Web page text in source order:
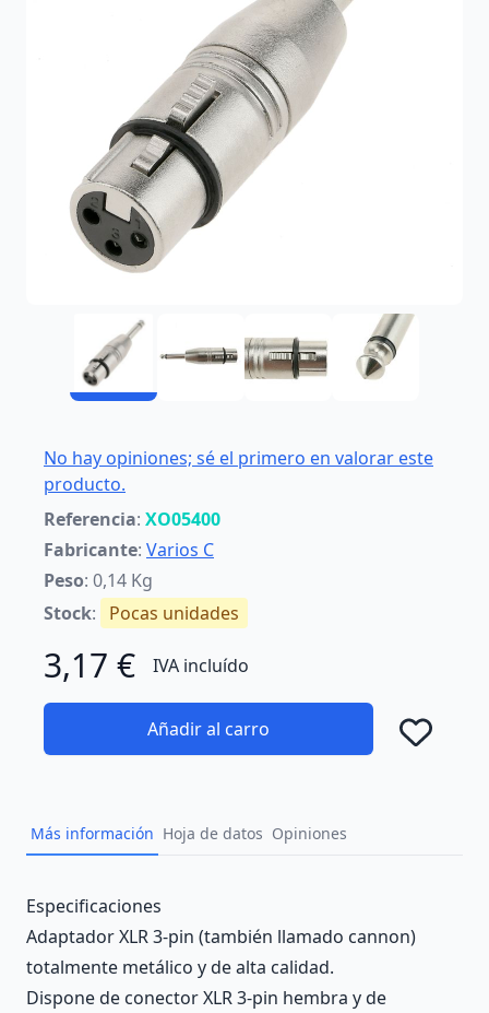
No hay opiniones; sé el primero en valorar este
producto.
Referencia: XO05400
Fabricante: Varios C
Peso: 0,14 Kg
Stock: Pocas unidades
3,17 € IVA incluído
Añadir al carro
Más información Hoja de datos Opiniones
Description
Especificaciones
Adaptador XLR 3-pin (también llamado cannon)
totalmente metálico y de alta calidad.
Dispone de conector XLR 3-pin hembra y de